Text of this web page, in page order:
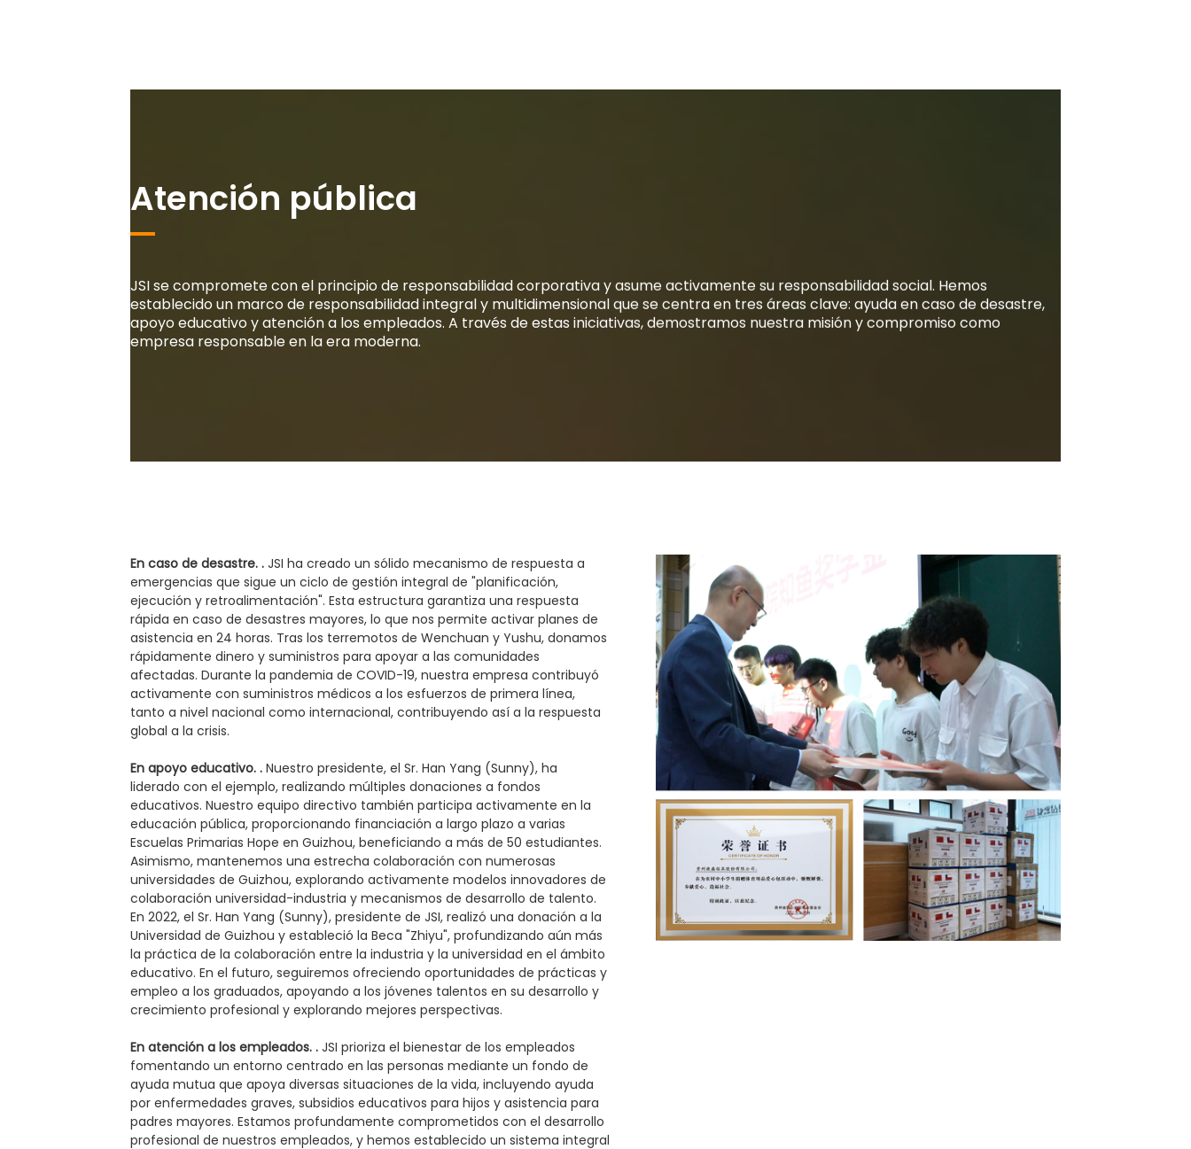
Atención pública
JSI se compromete con el principio de responsabilidad corporativa y asume activamente su responsabilidad social. Hemos
establecido un marco de responsabilidad integral y multidimensional que se centra en tres áreas clave: ayuda en caso de desastre,
apoyo educativo y atención a los empleados. A través de estas iniciativas, demostramos nuestra misión y compromiso como
empresa responsable en la era moderna.
En caso de desastre. . JSI ha creado un sólido mecanismo de respuesta a
emergencias que sigue un ciclo de gestión integral de "planificación,
ejecución y retroalimentación". Esta estructura garantiza una respuesta
rápida en caso de desastres mayores, lo que nos permite activar planes de
asistencia en 24 horas. Tras los terremotos de Wenchuan y Yushu, donamos
rápidamente dinero y suministros para apoyar a las comunidades
afectadas. Durante la pandemia de COVID-19, nuestra empresa contribuyó
activamente con suministros médicos a los esfuerzos de primera línea,
tanto a nivel nacional como internacional, contribuyendo así a la respuesta
global a la crisis.
En apoyo educativo. . Nuestro presidente, el Sr. Han Yang (Sunny), ha
liderado con el ejemplo, realizando múltiples donaciones a fondos
educativos. Nuestro equipo directivo también participa activamente en la
educación pública, proporcionando financiación a largo plazo a varias
Escuelas Primarias Hope en Guizhou, beneficiando a más de 50 estudiantes.
Asimismo, mantenemos una estrecha colaboración con numerosas
universidades de Guizhou, explorando activamente modelos innovadores de
colaboración universidad-industria y mecanismos de desarrollo de talento.
En 2022, el Sr. Han Yang (Sunny), presidente de JSI, realizó una donación a la
Universidad de Guizhou y estableció la Beca "Zhiyu", profundizando aún más
la práctica de la colaboración entre la industria y la universidad en el ámbito
educativo. En el futuro, seguiremos ofreciendo oportunidades de prácticas y
empleo a los graduados, apoyando a los jóvenes talentos en su desarrollo y
crecimiento profesional y explorando mejores perspectivas.
En atención a los empleados. . JSI prioriza el bienestar de los empleados
fomentando un entorno centrado en las personas mediante un fondo de
ayuda mutua que apoya diversas situaciones de la vida, incluyendo ayuda
por enfermedades graves, subsidios educativos para hijos y asistencia para
padres mayores. Estamos profundamente comprometidos con el desarrollo
profesional de nuestros empleados, y hemos establecido un sistema integral